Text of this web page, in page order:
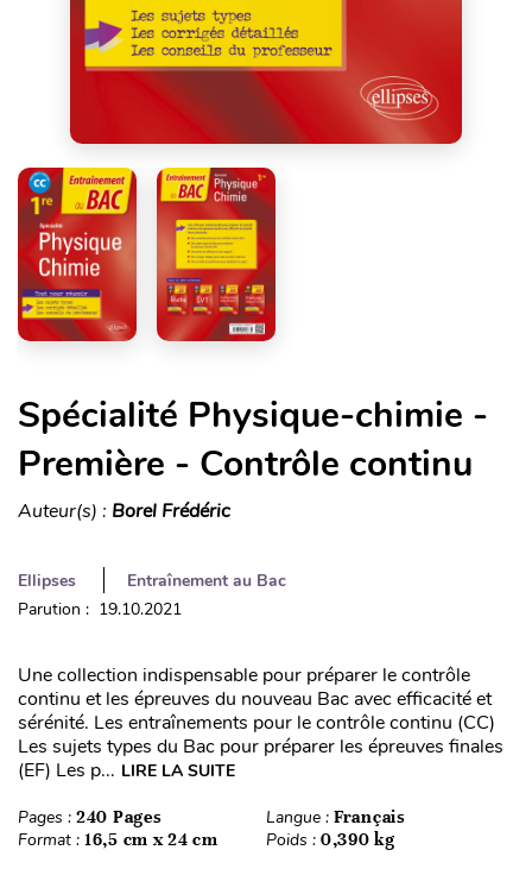
Spécialité Physique-chimie -
Première - Contrôle continu
Auteur(s) : Borel Frédéric
Ellipses
Entraînement au Bac
Parution : 19.10.2021
Une collection indispensable pour préparer le contrôle
continu et les épreuves du nouveau Bac avec efficacité et
sérénité. Les entraînements pour le contrôle continu (CC)
Les sujets types du Bac pour préparer les épreuves finales
(EF) Les p... LIRE LA SUITE
Pages : 240 Pages Langue : Français
Format : 16,5 cm x 24 cm Poids : 0,390 kg